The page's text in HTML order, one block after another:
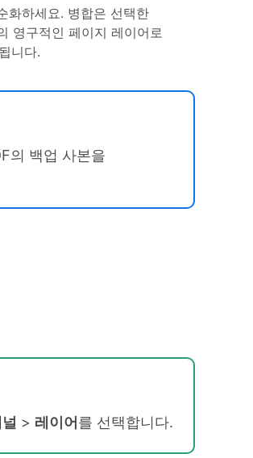
화하세요. 병합은 선택한
영구적인 페이지 레이어로
니다.
의 백업 사본을
> 레이어 를 선택합니다.